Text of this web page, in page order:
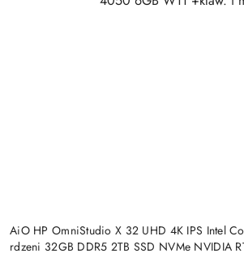
AiO HP OmniStudio X 32 UHD 4K IPS Intel
rdzeni 32GB DDR5 2TB SSD NVMe NVIDIA